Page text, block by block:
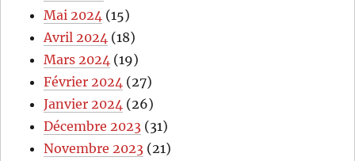
Mai 2024 (15)
Avril 2024 (18)
Mars 2024 (19)
Février 2024 (27)
Janvier 2024 (26)
Décembre 2023 (31)
Novembre 2023 (21)